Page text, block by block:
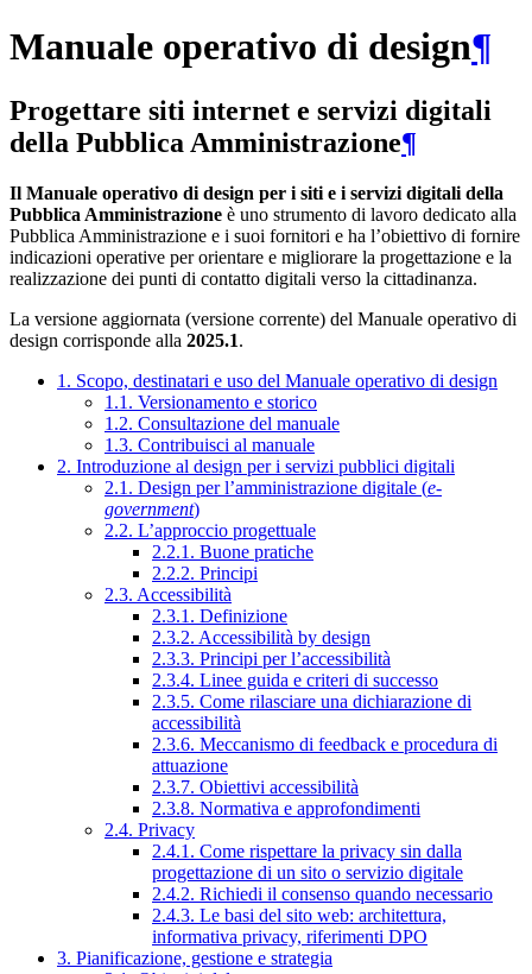
Manuale operativo di design¶
Progettare siti internet e servizi digitali
della Pubblica Amministrazione¶
Il Manuale operativo di design per i siti e i servizi digitali della
Pubblica Amministrazione è uno strumento di lavoro dedicato alla
Pubblica Amministrazione e i suoi fornitori e ha l’obiettivo di fornire
indicazioni operative per orientare e migliorare la progettazione e la
realizzazione dei punti di contatto digitali verso la cittadinanza.
La versione aggiornata (versione corrente) del Manuale operativo di
design corrisponde alla 2025.1.
1. Scopo, destinatari e uso del Manuale operativo di design
1.1. Versionamento e storico
1.2. Consultazione del manuale
1.3. Contribuisci al manuale
2. Introduzione al design per i servizi pubblici digitali
2.1. Design per l’amministrazione digitale (e-
government)
2.2. L’approccio progettuale
2.2.1. Buone pratiche
2.2.2. Principi
2.3. Accessibilità
2.3.1. Definizione
2.3.2. Accessibilità by design
2.3.3. Principi per l’accessibilità
2.3.4. Linee guida e criteri di successo
2.3.5. Come rilasciare una dichiarazione di
accessibilità
2.3.6. Meccanismo di feedback e procedura di
attuazione
2.3.7. Obiettivi accessibilità
2.3.8. Normativa e approfondimenti
2.4. Privacy
2.4.1. Come rispettare la privacy sin dalla
progettazione di un sito o servizio digitale
2.4.2. Richiedi il consenso quando necessario
2.4.3. Le basi del sito web: architettura,
informativa privacy, riferimenti DPO
3. Pianificazione, gestione e strategia